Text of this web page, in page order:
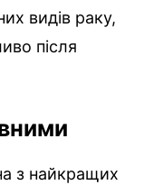
видів раку,
після
з найкращих